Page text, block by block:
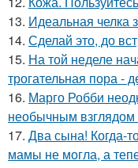
13. Идеальная челка
14. Сделай это, до
15. На той неделе
трогательная пора -
16. Марго Робби
необычным взглядом
17. Два сына! Когда-
мамы не могла, а